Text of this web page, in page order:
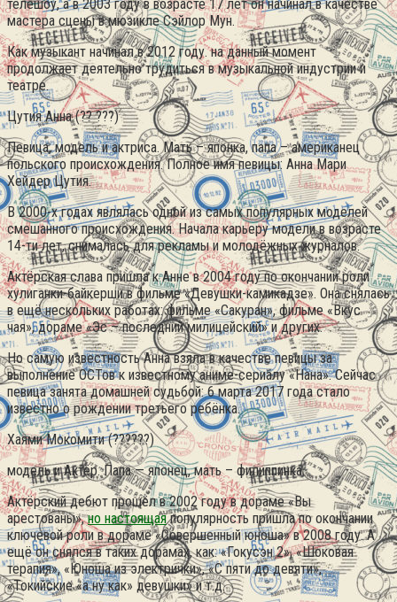
телешоу, а в 2003 году в возрасте 17 лет он начинал в качестве
мастера сцены в мюзикле Сэйлор Мун.
Как музыкант начинал в 2012 году. на данный момент
продолжает деятельно трудиться в музыкальной индустрии и
театре.
Цутия Анна (?? ???)
Певица, модель и актриса. Мать – японка, папа – американец
польского происхождения. Полное имя певицы: Анна Мари
Хейдер Цутия.
В 2000-х годах являлась одной из самых популярных моделей
смешанного происхождения. Начала карьеру модели в возрасте
14-ти лет, снималась для рекламы и молодёжных журналов.
Актёрская слава пришла к Анне в 2004 году по окончании роли
хулиганки-байкерши в фильме «Девушки-камикадзе». Она снялась
в ещё нескольких работах: фильме «Сакуран», фильме «Вкус
чая», дораме «Эс – последний милицейский» и других.
Но самую известность Анна взяла в качестве певицы за
выполнение ОСТов к известному аниме-сериалу «Нана». Сейчас
певица занята домашней судьбой: 6 марта 2017 года стало
известно о рождении третьего ребёнка.
Хаями Мокомити (??????)
модель и Актёр. Папа — японец, мать – филиппинка.
Актёрский дебют прошёл в 2002 году в дораме «Вы
арестованы»,но настоящаяпопулярность пришла по окончании
ключевой роли в дораме «Совершенный юноша» в 2008 году. А
ещё он снялся в таких дорамах, как: «Гокусэн 2», «Шоковая
терапия», «Юноша из электрички», «С пяти до девяти»,
«Токийские «а ну как» девушки» и т.д.